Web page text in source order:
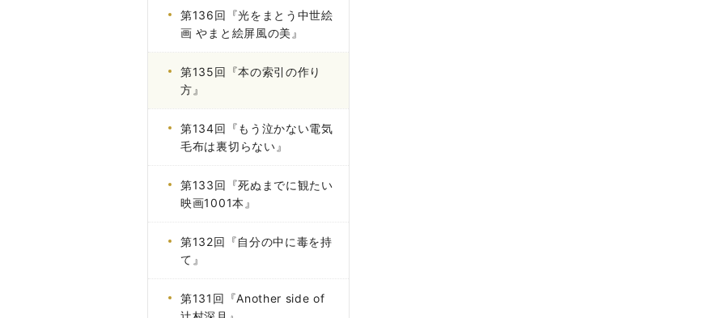
第136回『光をまとう中世絵
画 やまと絵屏風の美』
第135回『本の索引の作り
方』
第134回『もう泣かない電気
毛布は裏切らない』
第133回『死ぬまでに観たい
映画1001本』
第132回『自分の中に毒を持
て』
第131回『Another side of